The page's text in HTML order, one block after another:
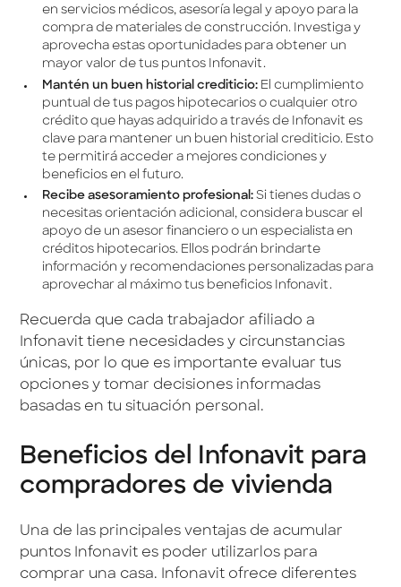
en servicios médicos, asesoría legal y apoyo para la
compra de materiales de construcción. Investiga y
aprovecha estas oportunidades para obtener un
mayor valor de tus puntos Infonavit.
Mantén un buen historial crediticio:El cumplimiento
puntual de tus pagos hipotecarios o cualquier otro
crédito que hayas adquirido a través de Infonavit es
clave para mantener un buen historial crediticio. Esto
te permitirá acceder a mejores condiciones y
beneficios en el futuro.
Recibe asesoramiento profesional: Si tienes dudas o
necesitas orientación adicional, considera buscar el
apoyo de un asesor financiero o un especialista en
créditos hipotecarios. Ellos podrán brindarte
información y recomendaciones personalizadas para
aprovechar al máximo tus beneficios Infonavit.
Recuerda que cada trabajador afiliado a
Infonavit tiene necesidades y circunstancias
únicas, por lo que es importante evaluar tus
opciones y tomar decisiones informadas
basadas en tu situación personal.
Beneficios del Infonavit para
compradores de vivienda
Una de las principales ventajas de acumular
puntos Infonavit es poder utilizarlos para
comprar una casa. Infonavit ofrece diferentes